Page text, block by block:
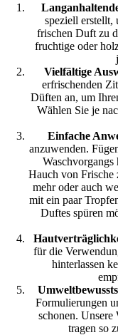
speziell erstellt,
frischen Duft zu
fruchtige oder
Vielfältige
erfrischenden
Düften an, um
Wählen Sie je
Einfache
anzuwenden.
Waschvorgangs
Hauch von Frische
mehr oder auch
mit ein paar
Duftes spüren
für die
hinterlassen
Formulierungen
schonen. Unsere
tragen so